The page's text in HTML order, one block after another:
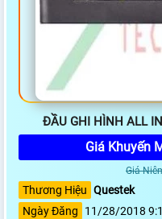
ĐẦU GHI HÌNH ALL
Giá Khuyến
Giá
Thương Hiệu Questek
Ngày Đăng
11/28/2018